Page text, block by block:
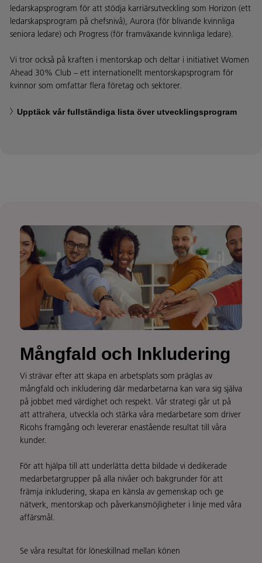
ledarskapsprogram för att stödja karriärsutveckling som Horizon (ett
ledarskapsprogram på chefsnivå), Aurora (för blivande kvinnliga
seniora ledare) och Progress (för framväxande kvinnliga ledare).
Vi tror också på kraften i mentorskap och deltar i initiativet Women
Ahead 30% Club – ett internationellt mentorskapsprogram för
kvinnor som omfattar flera företag och sektorer.
Upptäck vår fullständiga lista över utvecklingsprogram
Mångfald och Inkludering
Vi strävar efter att skapa en arbetsplats som präglas av
mångfald och inkludering där medarbetarna kan vara sig själva
på jobbet med värdighet och respekt. Vår strategi går ut på
att attrahera, utveckla och stärka våra medarbetare som driver
Ricohs framgång och levererar enastående resultat till våra
kunder.
För att hjälpa till att underlätta detta bildade vi dedikerade
medarbetargrupper på alla nivåer och bakgrunder för att
främja inkludering, skapa en känsla av gemenskap och ge
nätverk, mentorskap och påverkansmöjligheter i linje med våra
affärsmål.
Se våra resultat för löneskillnad mellan könen